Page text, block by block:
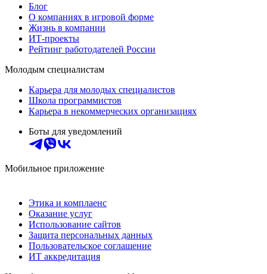
Блог
О компаниях в игровой форме
Жизнь в компании
ИТ-проекты
Рейтинг работодателей России
Молодым специалистам
Карьера для молодых специалистов
Школа программистов
Карьера в некоммерческих организациях
Боты для уведомлений
Мобильное приложение
Этика и комплаенс
Оказание услуг
Использование сайтов
Защита персональных данных
Пользовательское соглашение
ИТ аккредитация